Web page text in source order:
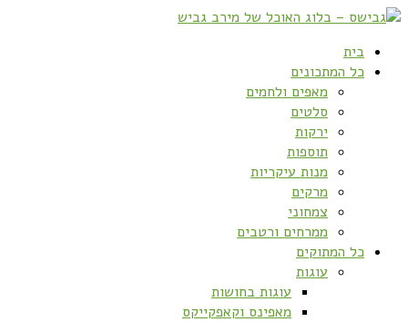
בית
כל המתכונים
מאפים ולחמים
סלטים
ירקות
תוספות
מנות עיקריות
מרקים
צמחוני
ממרחים ורטבים
כל המתוקים
עוגות
עוגות בחושות
מאפינס וקאפקייקס